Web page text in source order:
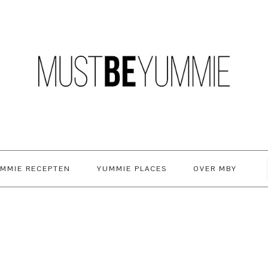
RECEPTEN YUMMIE PLACES OVER MBY